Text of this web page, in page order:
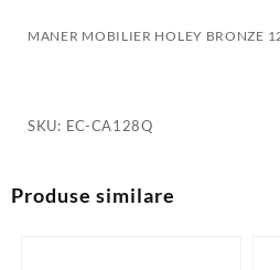
MANER MOBILIER HOLEY BRONZE
SKU: EC-CA128Q
Produse similare